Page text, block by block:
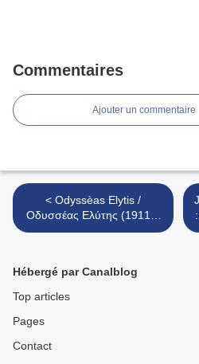
Commentaires
Ajouter un commentaire
< Odyssèas Elytis /
Οδυσσέας Ελύτης (1911 –
1996) : A Ephèse
Hébergé par Canalblog
Top articles
Pages
Contact